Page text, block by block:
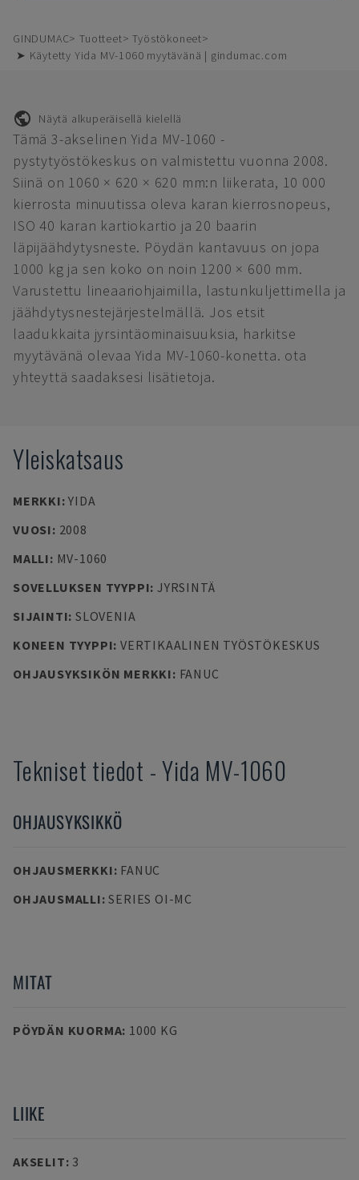
GINDUMAC Tuotteet
Työstökoneet
➤ Käytetty Yida MV-1060 myytävänä | gindumac.com
Näytä alkuperäisellä kielellä
Tämä 3-akselinen Yida MV-1060 -
pystytyöstökeskus on valmistettu vuonna 2008.
Siinä on 1060 × 620 × 620 mm:n liikerata, 10 000
kierrosta minuutissa oleva karan kierrosnopeus,
ISO 40 karan kartiokartio ja 20 baarin
läpijäähdytysneste. Pöydän kantavuus on jopa
1000 kg ja sen koko on noin 1200 × 600 mm.
Varustettu lineaariohjaimilla, lastunkuljettimella ja
jäähdytysnestejärjestelmällä. Jos etsit
laadukkaita jyrsintäominaisuuksia, harkitse
myytävänä olevaa Yida MV-1060-konetta. ota
yhteyttä saadaksesi lisätietoja.
Yleiskatsaus
MERKKI:YIDA
VUOSI: 2008
MALLI: MV-1060
SOVELLUKSEN TYYPPI: JYRSINTÄ
SIJAINTI: SLOVENIA
KONEEN TYYPPI: VERTIKAALINEN TYÖSTÖKESKUS
OHJAUSYKSIKÖN MERKKI: FANUC
Tekniset tiedot -Yida MV-1060
OHJAUSYKSIKKÖ
OHJAUSMERKKI: FANUC
OHJAUSMALLI:SERIES OI-MC
MITAT
PÖYDÄN KUORMA: 1000 KG
LIIKE
AKSELIT: 3